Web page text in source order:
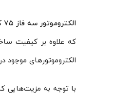
الکتروموتور سه فاز ۷۵ کیلووات ۱۰۰٫۵۴ اسب ۱۵۰۰ دور ایلماز ELK
الکتروموتورهای موجود